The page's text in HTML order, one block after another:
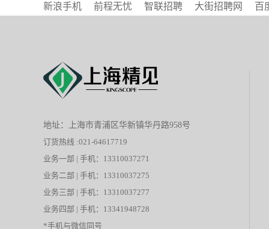
新浪手机
前程无忧 智联招聘 大街招聘网 百
地址：上海市青浦区华新镇华丹路958号
订货热线 :021-64617719
业务一部 | 手机：13310037271
业务二部 | 手机：13310037275
业务三部 | 手机：13310037277
业务四部 | 手机：13341948728
*手机与微信同号